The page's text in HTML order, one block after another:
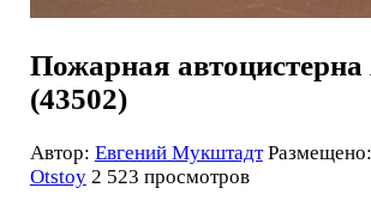
Пожарная
(43502)
Автор: Евгений Мукштадт
Otstoy 2 523 просмотров